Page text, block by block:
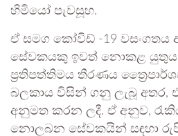
හිමියෝ පැවසූහ.
ඒ සමග කෝවිඩ් -19 වසංගතය
සේවකයකු ඉවත් නොකළ
ප‍්‍රතිපත්තිමය තීරණය
බලකාය විසින් ගනු ලැබූ
අනුමත කරන ලදී. ඒ අනුව,
නොලබන සේවකයින් සඳහා